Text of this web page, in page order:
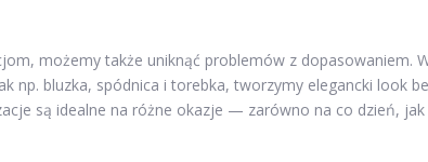
możemy także uniknąć problemów z dopasowaniem.
np. bluzka, spódnica i torebka, tworzymy elegancki look
są idealne na różne okazje — zarówno na co dzień,